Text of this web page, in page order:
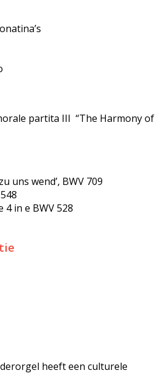
partita III “The Harmony of
uns wend’, BWV 709
in e BWV 528
heeft een culturele